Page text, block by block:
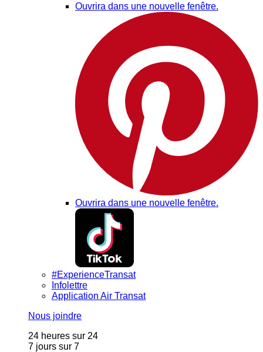
Ouvrira dans une nouvelle fenêtre.
Ouvrira dans une nouvelle fenêtre.
#ExperienceTransat
Infolettre
Application Air Transat
Nous joindre
24 heures sur 24
7 jours sur 7